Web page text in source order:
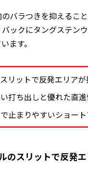
バラつきを抑えるこ
ックにタングステンウ
ます。
リットで反発エリアが
打ち出しと優れた直
止まりやすいショート
のスリットで反発